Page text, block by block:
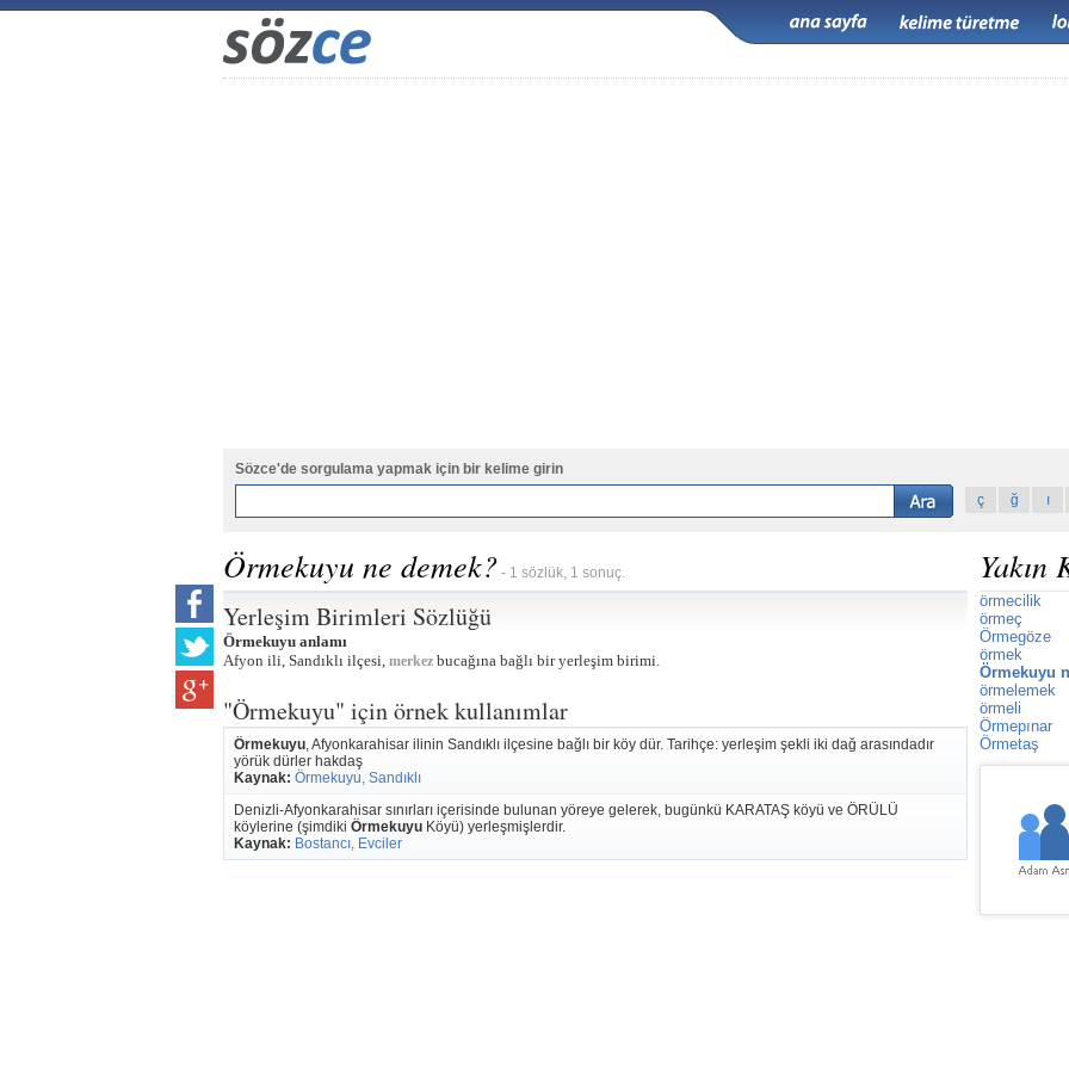
Sözce'de sorgulama yapmak için bir kelime girin
ç
ğ ı
Örmekuyu ne demek? - 1 sözlük, 1 sonuç.
Yerleşim Birimleri Sözlüğü
Örmekuyu anlamı
Afyon ili, Sandıklı ilçesi, merkez bucağına bağlı bir yerleşim birimi.
"Örmekuyu" için örnek kullanımlar
Örmekuyu, Afyonkarahisar ilinin Sandıklı ilçesine bağlı bir köy dür. Tarihçe: yerleşim şekli iki dağ arasındadır
yörük dürler hakdaş
Kaynak: Örmekuyu, Sandıklı
Denizli-Afyonkarahisar sınırları içerisinde bulunan yöreye gelerek, bugünkü KARATAŞ köyü ve ÖRÜLÜ
köylerine (şimdiki Örmekuyu Köyü) yerleşmişlerdir.
Kaynak: Bostancı, Evciler
Yakın
örmecilik
örmeç
Örmegöze
örmek
Örmekuyu
örmelemek
örmeli
Örmepınar
Örmetaş